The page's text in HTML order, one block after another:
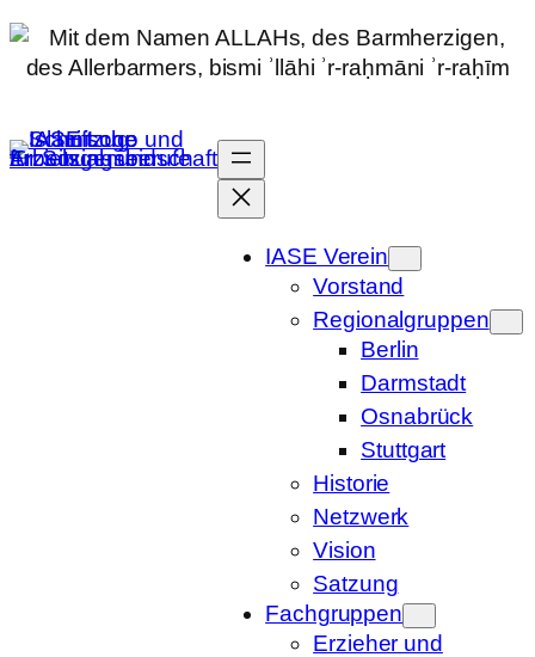
Zum
Inhalt
IASE Verein
Vorstand
Regionalgruppen
Berlin
Darmstadt
Osnabrück
Stuttgart
Historie
Netzwerk
Vision
Satzung
Fachgruppen
Erzieher und